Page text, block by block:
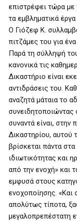
επιστρέφει τώρα
τα εμβληματικά
Ο Γιόζεφ Κ.
πιτζάμες του για
Παρά τη σύλληψή
κανονικά τις
Δικαστήριο είναι
αντιδράσεις του.
αναζητά μάταια το
συνειδητοποιώντας
συναντά είναι, στην
Δικαστηρίου, αυτού
βρίσκεται πάντα
ιδιωτικότητας και
από την ενοχή» και
εμφυσά στους
ενοχοποίησης. «Και
απολύτως τίποτα,
μεγαλοπρεπέστατη